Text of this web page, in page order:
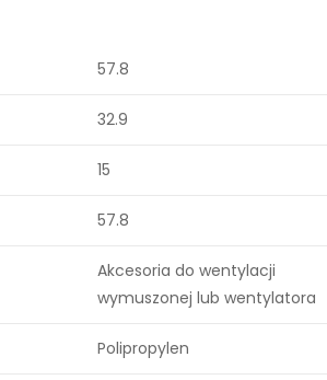
57.8
32.9
15
57.8
Akcesoria do wentylacji
wymuszonej lub wentylatora
Polipropylen